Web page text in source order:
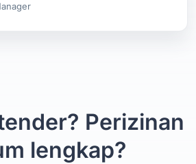
Perizinan
lengkap?